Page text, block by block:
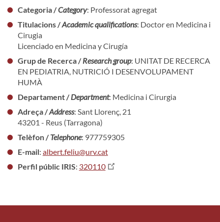
Categoria /Category: Professorat agregat
Titulacions /Academic qualifications: Doctor en Medicina i
Cirugia
Licenciado en Medicina y Cirugía
Grup de Recerca /Research group: UNITAT DE RECERCA
EN PEDIATRIA, NUTRICIÓ I DESENVOLUPAMENT
HUMÀ
Departament /Department: Medicina i Cirurgia
Adreça /Address: Sant Llorenç, 21
43201 - Reus (Tarragona)
Telèfon /Telephone: 977759305
E-mail: albert.feliu@urv.cat
Perfil públic IRIS: 320110